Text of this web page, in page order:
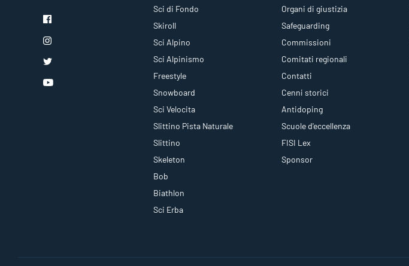
Sci di Fondo
Skiroll
Sci Alpino
Sci Alpinismo
Freestyle
Snowboard
Sci Velocita
Slittino Pista Naturale
Slittino
Skeleton
Bob
Biathlon
Sci Erba
Organi di giustizia
Safeguarding
Commissioni
Comitati regionali
Contatti
Cenni storici
Antidoping
Scuole d'eccellenza
FISI Lex
Sponsor